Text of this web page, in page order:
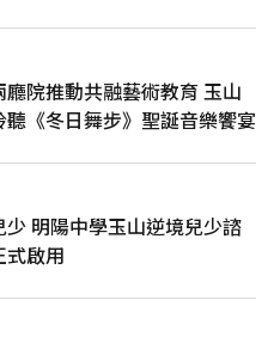
院推動共融藝術教育 玉山
《冬日舞步》聖誕音樂饗宴
少 明陽中學玉山逆境兒少諮
式啟用